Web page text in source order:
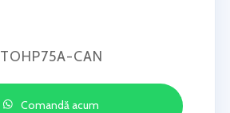
TOHP75A-CAN
Comandă acum